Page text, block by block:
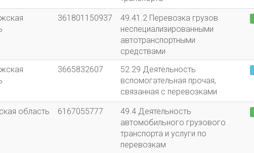
361801150937
49.41.2 Перевозка грузов
неспециализированными
автотранспортными
средствами
3665832607
52.29 Деятельность
вспомогательная прочая,
связанная с перевозками
область 6167055777
49.4 Деятельность
автомобильного грузового
транспорта и услуги по
перевозкам